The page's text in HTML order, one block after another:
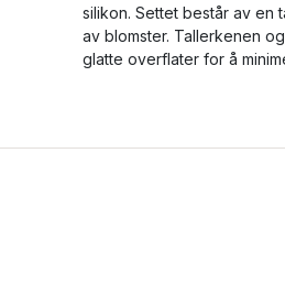
silikon. Settet består av en
av blomster. Tallerkenen
glatte overflater for å